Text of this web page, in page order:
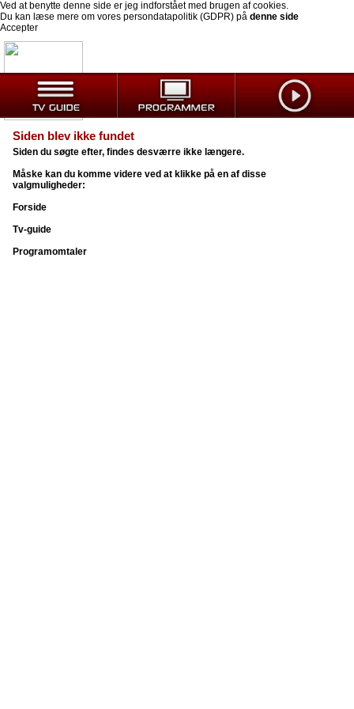
Ved at benytte denne side er jeg indforstået med brugen af cookies.
Du kan læse mere om vores persondatapolitik (GDPR) på denne side
Accepter
Siden blev ikke fundet
Siden du søgte efter, findes desværre ikke længere.
Måske kan du komme videre ved at klikke på en af disse
valgmuligheder:
Forside
Tv-guide
Programomtaler